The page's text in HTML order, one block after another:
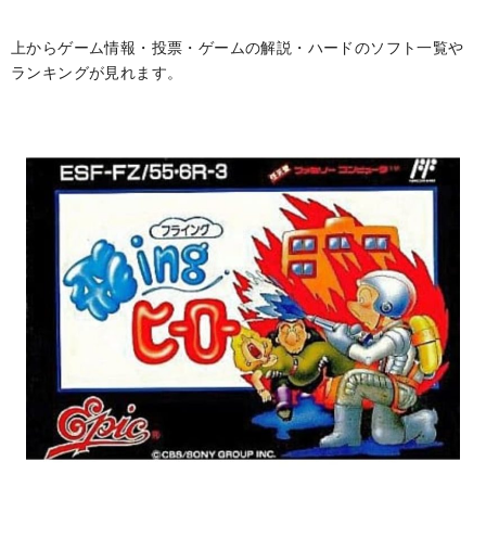
上からゲーム情報・投票・ゲームの解説・ハードのソフト一覧や
ランキングが見れます。